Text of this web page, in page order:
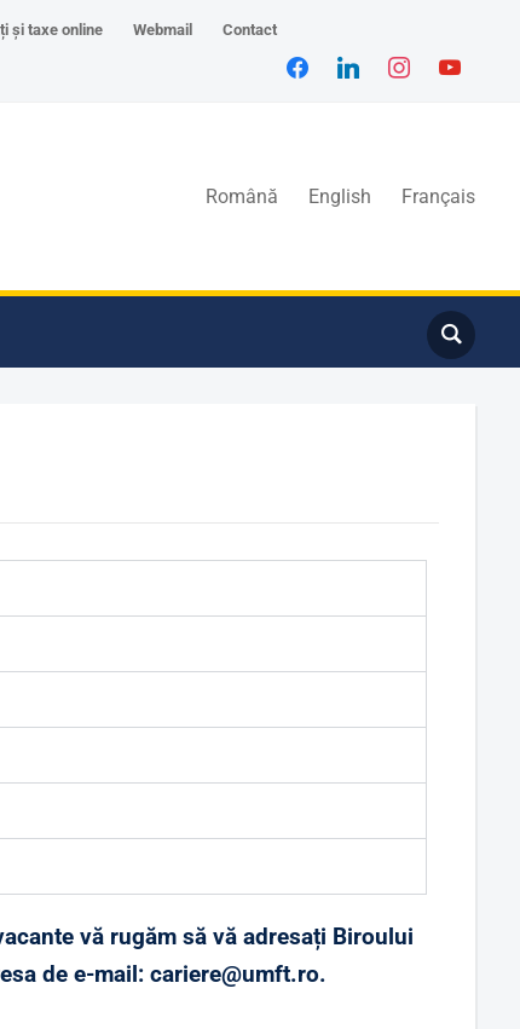
și taxe online Webmail Contact
Română English Français
vă rugăm să vă adresați Biroului
de e-mail: cariere@umft.ro.